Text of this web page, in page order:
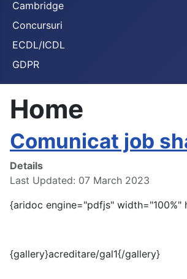
Cambridge
Concursuri
ECDL/ICDL
GDPR
Home
Comunicat job
Details
Last Updated: 07 March 2023
{aridoc engine="pdfjs"
{gallery}acreditare/gal1{/gallery}